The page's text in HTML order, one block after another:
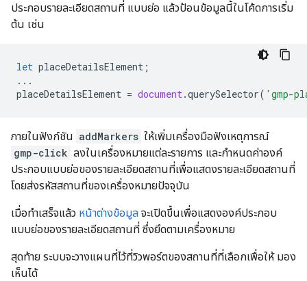
ประกอบรายละเอียดสถานที่ แบบย่อ แล้วป้อนข้อมูลนี้ในโค้ดการเริ่ม
ต้น เช่น
let placeDetailsElement ;
...
placeDetailsElement = document.querySelector( 'gmp-
ภายในฟังก์ชัน addMarkers ให้เพิ่มเครื่องมือฟังเหตุการณ์
gmp-click ลงในเครื่องหมายแต่ละรายการ และกำหนดค่าองค์
ประกอบแบบย่อของรายละเอียดสถานที่เพื่อแสดงรายละเอียดสถานที่
โดยส่งรหัสสถานที่ของเครื่องหมายปัจจุบัน
เมื่อทำเสร็จแล้ว หน้าต่างข้อมูล จะเปิดขึ้นเพื่อแสดงองค์ประกอบ
แบบย่อของรายละเอียดสถานที่ ซึ่งยึดตามเครื่องหมาย
สุดท้าย ระบบจะวางแผนที่ไว้ที่วิวพอร์ตของสถานที่ที่เลือกเพื่อให้ มอง
เห็นได้